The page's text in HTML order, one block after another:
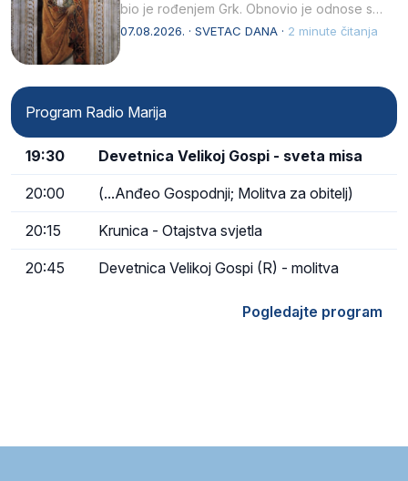
bio je rođenjem Grk. Obnovio je odnose s
afričkim…
07.08.2026. · SVETAC DANA · 2 minute čitanja
Program Radio Marija
19:30 Devetnica Velikoj Gospi - sveta misa
20:00 (...Anđeo Gospodnji; Molitva za obitelj)
20:15 Krunica - Otajstva svjetla
20:45 Devetnica Velikoj Gospi (R) - molitva
Pogledajte program